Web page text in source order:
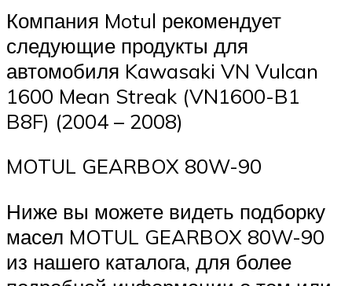
Компания Motul рекомендует
следующие продукты для
автомобиля Kawasaki VN Vulcan
1600 Mean Streak (VN1600-B1
B8F) (2004 – 2008)
MOTUL GEARBOX 80W-90
Ниже вы можете видеть подборку
масел MOTUL GEARBOX 80W-90
из нашего каталога, для более